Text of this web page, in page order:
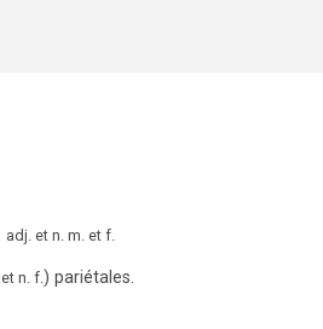
adj. et n. m. et f.
et n. f.) pariétales.